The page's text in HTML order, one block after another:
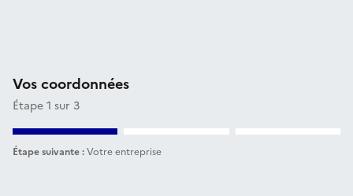
Étape 1 sur 3
Vos coordonnées
Étape suivante :Votre entreprise